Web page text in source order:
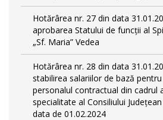
Hotărârea nr. 27 din data
aprobarea Statului de funcţii al
„Sf. Maria” Vedea
Hotărârea nr. 28 din data
stabilirea salariilor de bază
personalul contractual din cadrul
specialitate al Consiliului
data de 01.02.2024